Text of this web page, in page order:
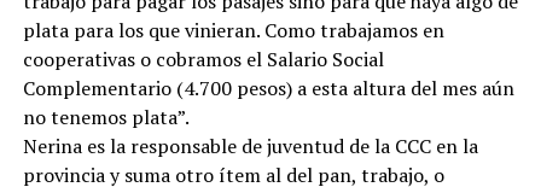
plata para los que vinieran. Como trabajamos en
cooperativas o cobramos el Salario Social
Complementario (4.700 pesos) a esta altura del mes aún
no tenemos plata”.
Nerina es la responsable de juventud de la CCC en la
provincia y suma otro ítem al del pan, trabajo, o